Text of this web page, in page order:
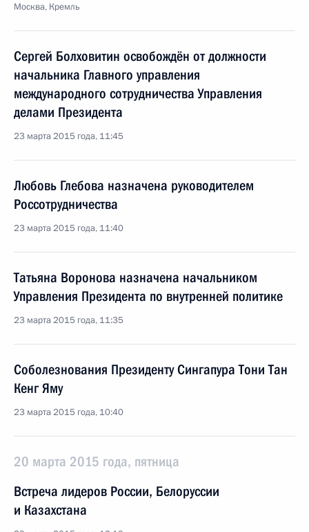
Москва, Кремль
Сергей Болховитин освобождён от должности
начальника Главного управления
международного сотрудничества Управления
делами Президента
23 марта 2015 года, 11:45
Любовь Глебова назначена руководителем
Россотрудничества
23 марта 2015 года, 11:40
Татьяна Воронова назначена начальником
Управления Президента по внутренней политике
23 марта 2015 года, 11:35
Соболезнования Президенту Сингапура Тони Тан
Кенг Яму
23 марта 2015 года, 10:40
20 марта 2015 года, пятница
Встреча лидеров России, Белоруссии
и Казахстана